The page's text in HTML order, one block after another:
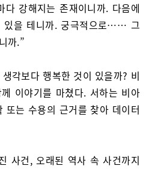
강해지는 존재이니까. 다음에
있을 테니까. 궁극적으로…… 그
까.”
각보다 행복한 것이 있을까? 비
이야기를 마쳤다. 서하는 비아
또는 수용의 근거를 찾아 데이터
사건, 오래된 역사 속 사건까지